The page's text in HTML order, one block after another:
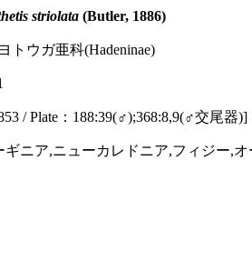
striolata (Butler, 1886)
トウガ亜科(Hadeninae)
/ Plate：188:39(♂);368:8,9(♂交尾器)]
ギニア,ニューカレドニア,フィジー,